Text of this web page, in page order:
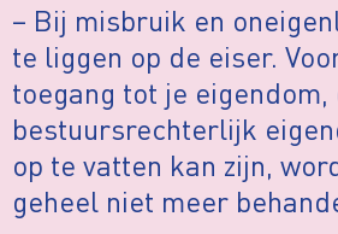
– Bij misbruik en
te liggen op de eiser.
toegang tot je
bestuursrechterlijk
op te vatten kan zijn,
geheel niet meer